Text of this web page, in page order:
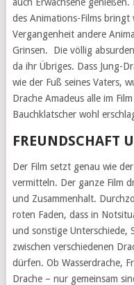
des Animations-Films
Vergangenheit andere
Grinsen. Die völlig
da ihr Übriges. Dass Jung-
wie der Fuß seines Vaters,
Drache Amadeus alle im
Bauchklatscher wohl
FREUNDSCHAFT
Der Film setzt genau wie
vermitteln. Der ganze Film
und Zusammenhalt.
roten Faden, dass in
und sonstige Unterschiede,
zwischen verschiedenen
dürfen. Ob Wasserdrache,
Drache – nur gemeinsam